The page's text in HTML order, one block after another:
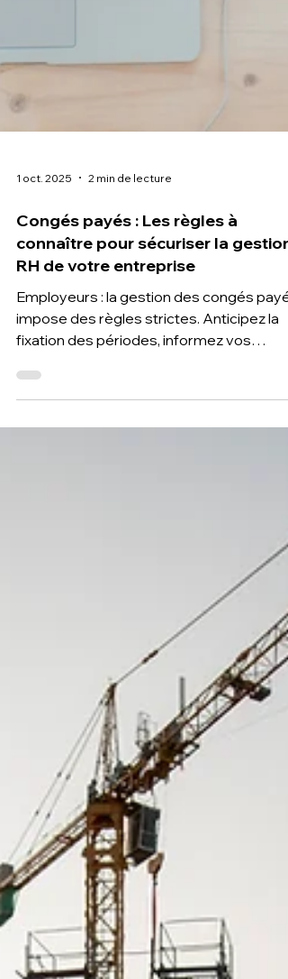
1 oct. 2025 2 min de lecture
Congés payés : Les règles à
connaître pour sécuriser la gestion
RH de votre entreprise
Employeurs : la gestion des congés
impose des règles strictes. Anticipez la
fixation des périodes, informez vos
comptable spécialiste externalisation